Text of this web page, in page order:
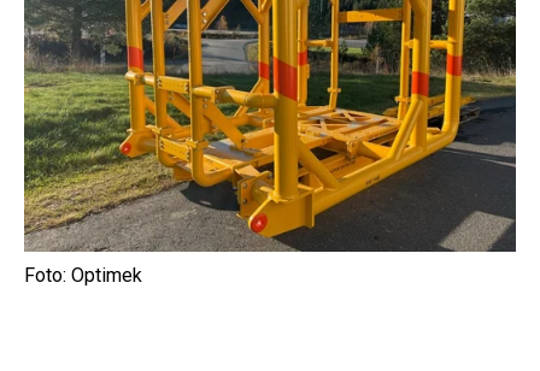
Foto: Optimek